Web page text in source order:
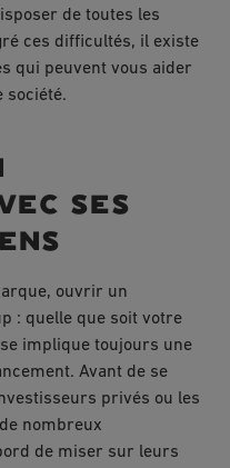
de toutes les
ces difficultés, il existe
qui peuvent vous aider
société.
ses
ouvrir un
: quelle que soit votre
implique toujours une
Avant de se
privés ou les
nombreux
de miser sur leurs